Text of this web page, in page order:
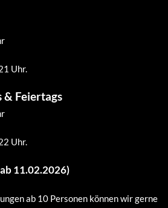
Uhr.
& Feiertags
Uhr.
11.02.2026)
ab 10 Personen können wir gerne